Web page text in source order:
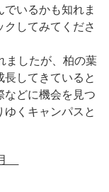
いるかも知れま
してみてくださ
ましたが、柏の葉
長してきていると
などに機会を見つ
くキャンパスと